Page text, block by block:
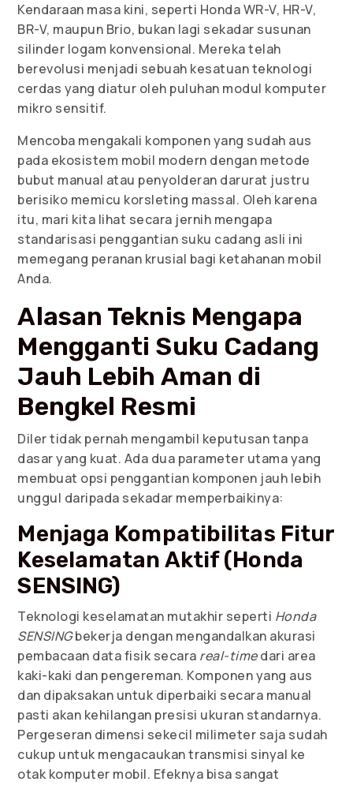
Kendaraan masa kini, seperti Honda WR-V, HR-V,
BR-V, maupun Brio, bukan lagi sekadar susunan
silinder logam konvensional. Mereka telah
berevolusi menjadi sebuah kesatuan teknologi
cerdas yang diatur oleh puluhan modul komputer
mikro sensitif.
Mencoba mengakali komponen yang sudah aus
pada ekosistem mobil modern dengan metode
bubut manual atau penyolderan darurat justru
berisiko memicu korsleting massal. Oleh karena
itu, mari kita lihat secara jernih mengapa
standarisasi penggantian suku cadang asli ini
memegang peranan krusial bagi ketahanan mobil
Anda.
Alasan Teknis Mengapa
Mengganti Suku Cadang
Jauh Lebih Aman di
Bengkel Resmi
Diler tidak pernah mengambil keputusan tanpa
dasar yang kuat. Ada dua parameter utama yang
membuat opsi penggantian komponen jauh lebih
unggul daripada sekadar memperbaikinya:
Menjaga Kompatibilitas Fitur
Keselamatan Aktif (Honda
SENSING)
Teknologi keselamatan mutakhir seperti Honda
SENSINGbekerja dengan mengandalkan akurasi
pembacaan data fisik secara real-timedari area
kaki-kaki dan pengereman. Komponen yang aus
dan dipaksakan untuk diperbaiki secara manual
pasti akan kehilangan presisi ukuran standarnya.
Pergeseran dimensi sekecil milimeter saja sudah
cukup untuk mengacaukan transmisi sinyal ke
otak komputer mobil. Efeknya bisa sangat